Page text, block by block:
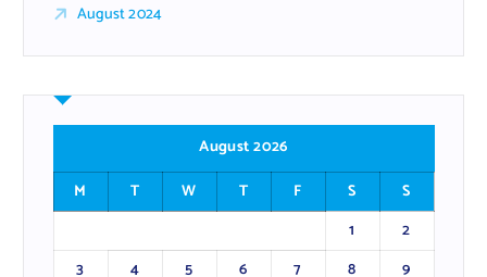
August 2024
August 2026
M
T W T F S
S
1
2
3
4 5 6 7 8
9